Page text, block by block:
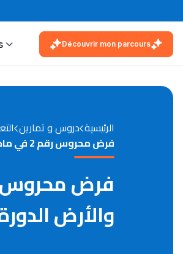
Découvrir mon parcours
الرئيسية دروس و تمارين
فرض محروس رقم 2 في مادة الرياضيات السنة الثانية بكالوريا شعبة علوم الحياة والأرض الدورة الثاني
والأرض